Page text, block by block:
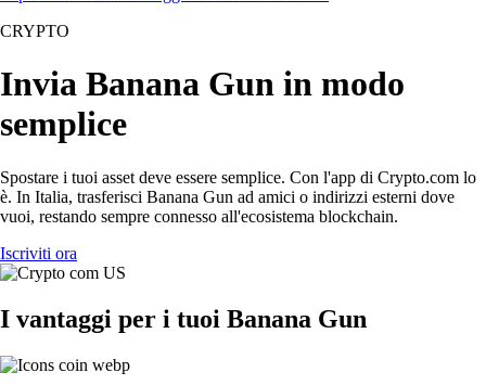
CRYPTO
Invia Banana Gun in modo
semplice
Spostare i tuoi asset deve essere semplice. Con l'app di Crypto.com lo
è. In Italia, trasferisci Banana Gun ad amici o indirizzi esterni dove
vuoi, restando sempre connesso all'ecosistema blockchain.
Iscriviti ora
I vantaggi per i tuoi Banana Gun